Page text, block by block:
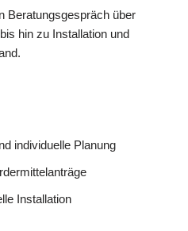
Beratungsgespräch über
hin zu Installation und
individuelle Planung
Installation